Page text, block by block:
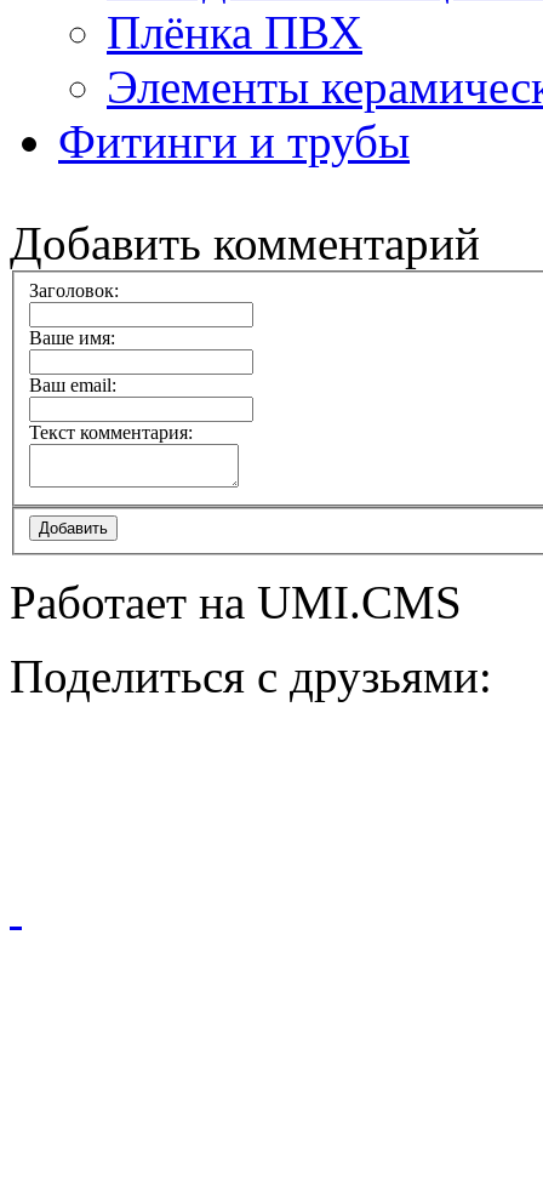
Плёнка ПВХ
Элементы
Фитинги и трубы
Добавить комментарий
Заголовок:
Ваше имя:
Ваш email:
Текст комментария:
Работает на UMI.CMS
Поделиться с друзьями: